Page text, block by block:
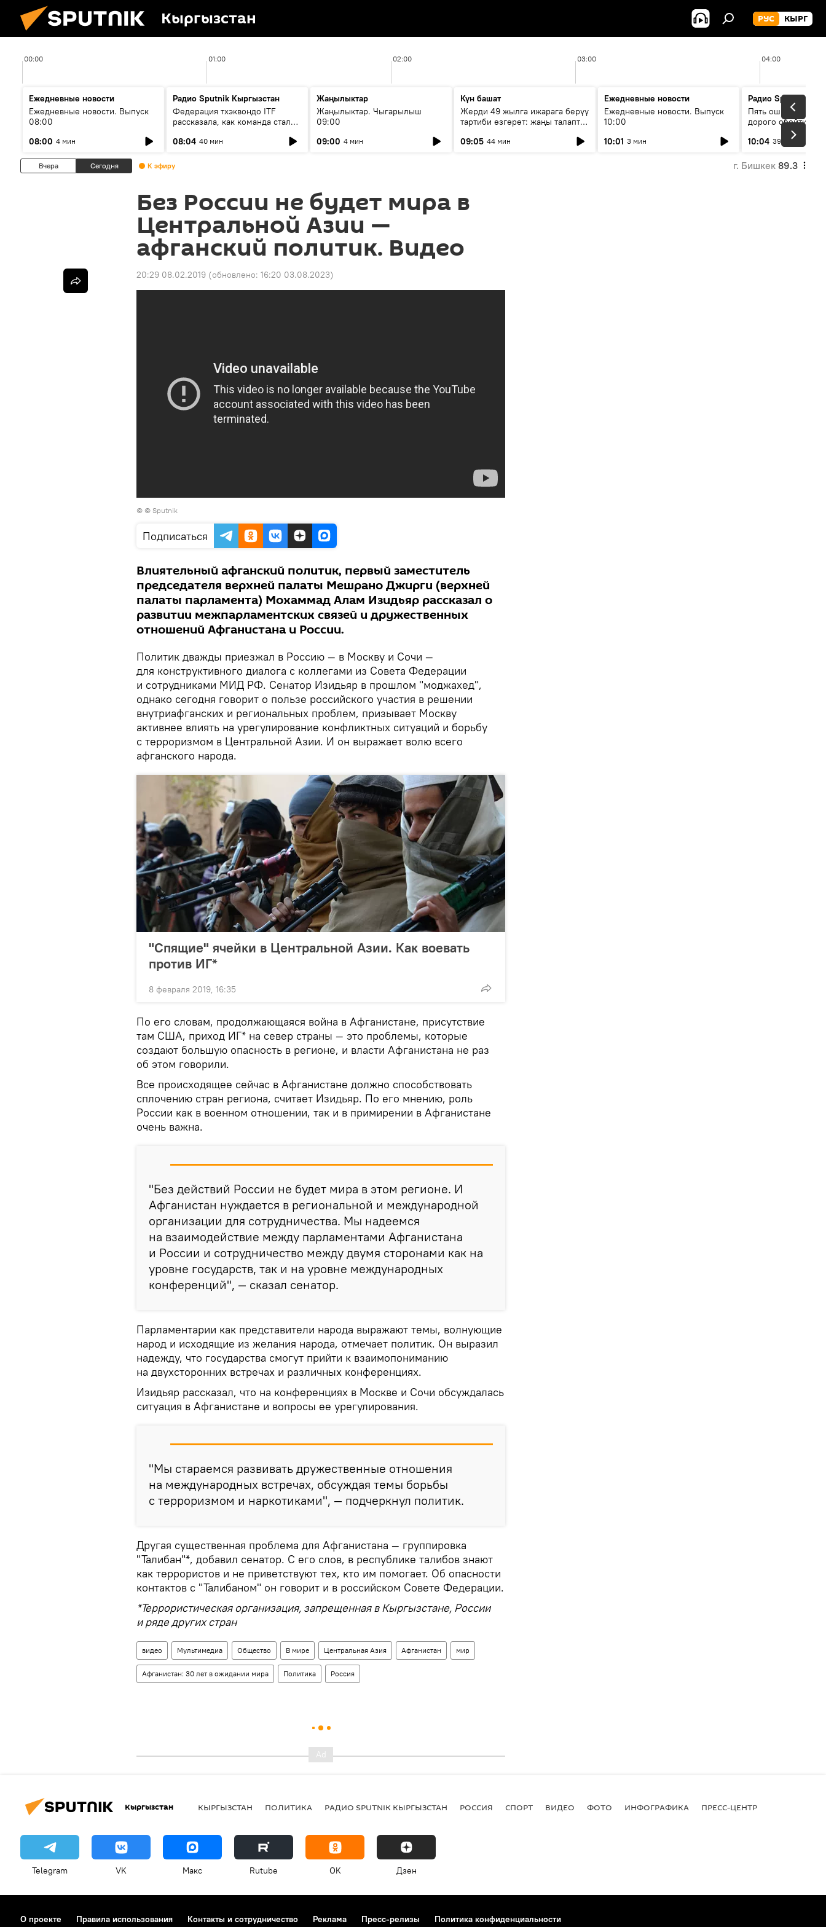
Кыргызстан РУС КЫРГ
00:00 01:00 02:00 03:00 04:00
Ежедневные новости
Ежедневные новости. Выпуск
08:00
08:00 4 мин
Радио Sputnik Кыргызстан
Федерация тхэквондо ITF
рассказала, как команда стала
08:04 40 мин
Жаңылыктар
Жаңылыктар. Чыгарылыш
09:00
09:00 4 мин
Күн башат
Жерди 49 жылга ижарага берүү
тартиби өзгөрөт: жаңы талаптар
09:05 44 мин
Ежедневные новости
Ежедневные новости. Выпуск
10:00
10:01 3 мин
Радио Sputnik
Пять ошибок
дорого обойтись
10:04 39 мин
Вчера Сегодня К эфиру г. Бишкек 89.3
Без России не будет мира в
Центральной Азии —
афганский политик. Видео
20:29 08.02.2019 (обновлено: 16:20 03.08.2023)
© © Sputnik
Подписаться
Влиятельный афганский политик, первый заместитель
председателя верхней палаты Мешрано Джирги (верхней
палаты парламента) Мохаммад Алам Изидьяр рассказал о
развитии межпарламентских связей и дружественных
отношений Афганистана и России.
Политик дважды приезжал в Россию — в Москву и Сочи —
для конструктивного диалога с коллегами из Совета Федерации
и сотрудниками МИД РФ. Сенатор Изидьяр в прошлом "моджахед",
однако сегодня говорит о пользе российского участия в решении
внутриафганских и региональных проблем, призывает Москву
активнее влиять на урегулирование конфликтных ситуаций и борьбу
с терроризмом в Центральной Азии. И он выражает волю всего
афганского народа.
"Спящие" ячейки в Центральной Азии. Как воевать
против ИГ*
8 февраля 2019, 16:35
По его словам, продолжающаяся война в Афганистане, присутствие
там США, приход ИГ* на север страны — это проблемы, которые
создают большую опасность в регионе, и власти Афганистана не раз
об этом говорили.
Все происходящее сейчас в Афганистане должно способствовать
сплочению стран региона, считает Изидьяр. По его мнению, роль
России как в военном отношении, так и в примирении в Афганистане
очень важна.
"Без действий России не будет мира в этом регионе. И
Афганистан нуждается в региональной и международной
организации для сотрудничества. Мы надеемся
на взаимодействие между парламентами Афганистана
и России и сотрудничество между двумя сторонами как на
уровне государств, так и на уровне международных
конференций", — сказал сенатор.
Парламентарии как представители народа выражают темы, волнующие
народ и исходящие из желания народа, отмечает политик. Он выразил
надежду, что государства смогут прийти к взаимопониманию
на двухсторонних встречах и различных конференциях.
Изидьяр рассказал, что на конференциях в Москве и Сочи обсуждалась
ситуация в Афганистане и вопросы ее урегулирования.
"Мы стараемся развивать дружественные отношения
на международных встречах, обсуждая темы борьбы
с терроризмом и наркотиками", — подчеркнул политик.
Другая существенная проблема для Афганистана — группировка
"Талибан"*, добавил сенатор. С его слов, в республике талибов знают
как террористов и не приветствуют тех, кто им помогает. Об опасности
контактов с "Талибаном" он говорит и в российском Совете Федерации.
*Террористическая организация, запрещенная в Кыргызстане, России
и ряде других стран
видео Мультимедиа Общество В мире Центральная Азия Афганистан мир
Афганистан: 30 лет в ожидании мира Политика Россия
Кыргызстан КЫРГЫЗСТАН ПОЛИТИКА РАДИО SPUTNIK КЫРГЫЗСТАН РОССИЯ СПОРТ ВИДЕО ФОТО ИНФОГРАФИКА ПРЕСС-ЦЕНТР
Telegram VK Макс Rutube OK Дзен
О проекте Правила использования Контакты и сотрудничество Реклама Пресс-релизы Политика конфиденциальности